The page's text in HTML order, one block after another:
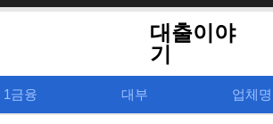
대출이야
기
1금융 대부 업체